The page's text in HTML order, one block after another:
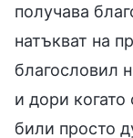
получава
натъкват на
благословил
и дори
били просто